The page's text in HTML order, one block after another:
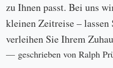
zu Ihnen passt. Bei uns
kleinen Zeitreise –
verleihen Sie Ihrem
geschrieben von Ralph